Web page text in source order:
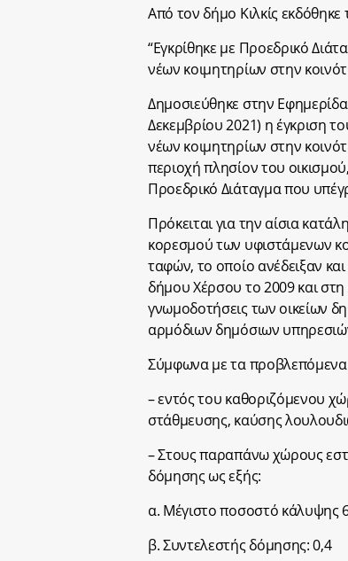
Από τον δήμο Κιλκίς
“Εγκρίθηκε με Προεδρικό
νέων κοιμητηρίων στην
Δημοσιεύθηκε στην
Δεκεμβρίου 2021) η έγκριση
νέων κοιμητηρίων στην
περιοχή πλησίον του
Προεδρικό Διάταγμα που
Πρόκειται για την αίσια
κορεσμού των υφιστάμενων
ταφών, το οποίο ανέδειξαν
δήμου Χέρσου το 2009 και στη
γνωμοδοτήσεις των οικείων
αρμόδιων δημόσιων
Σύμφωνα με τα προβλεπόμενα
– εντός του καθοριζόμενου
στάθμευσης, καύσης
– Στους παραπάνω χώρους
δόμησης ως εξής:
α. Μέγιστο ποσοστό κάλυψης
β. Συντελεστής δόμησης: 0,4